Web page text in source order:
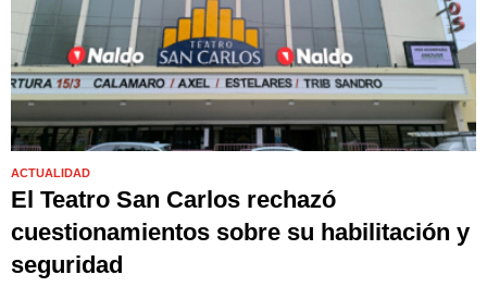
ACTUALIDAD
El Teatro San Carlos rechazó
cuestionamientos sobre su habilitación y
seguridad